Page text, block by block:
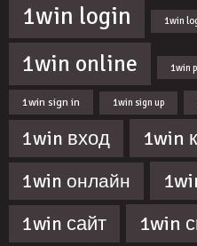
1win login 1win
1win online 1win
1win sign in 1win sign up
1win вход 1win
1win онлайн
1win сайт 1win